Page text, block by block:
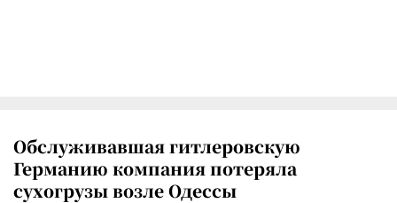
Обслуживавшая гитлеровскую
Германию компания потеряла
сухогрузы возле Одессы